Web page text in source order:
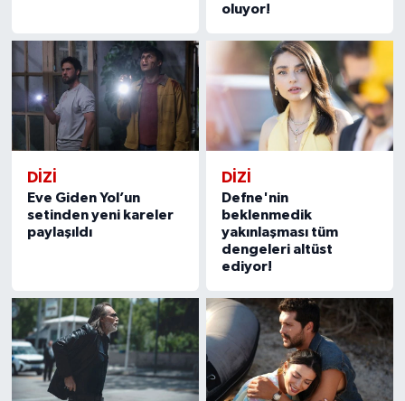
oluyor!
DİZİ
Eve Giden Yol’un
setinden yeni kareler
paylaşıldı
DİZİ
Defne'nin
beklenmedik
yakınlaşması tüm
dengeleri altüst
ediyor!